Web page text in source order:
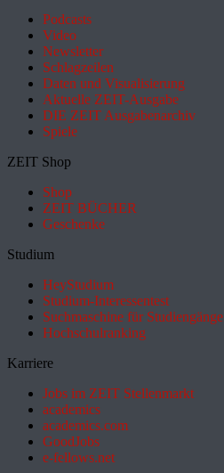
Podcasts
Video
Newsletter
Schlagzeilen
Daten und Visualisierung
Aktuelle ZEIT-Ausgabe
DIE ZEIT Ausgabenarchiv
Spiele
ZEIT Shop
Shop
ZEIT BÜCHER
Geschenke
Studium
HeyStudium
Studium-Interessentest
Suchmaschine für Studiengänge
Hochschulranking
Karriere
Jobs im ZEIT Stellenmarkt
academics
academics.com
GoodJobs
e-fellows.net